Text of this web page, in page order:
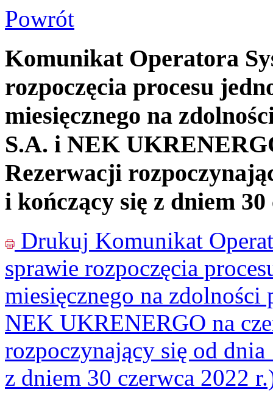
Powrót
Komunikat Operatora
rozpoczęcia procesu
miesięcznego na
S.A. i NEK
Rezerwacji
i kończący się z dniem
Drukuj Komunikat
sprawie rozpoczęcia
miesięcznego na zdolności
NEK UKRENERGO na
rozpoczynający się od
z dniem 30 czerwca 2022